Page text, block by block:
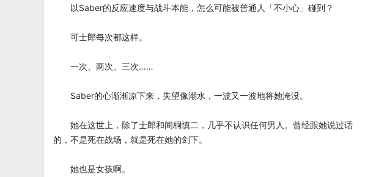
以Saber的反应速度与战斗本能，怎么可能被普通人「不小心」碰到？
可士郎每次都这样。
一次、两次、三次……
Saber的心渐渐凉下来，失望像潮水，一波又一波地将她淹没。
她在这世上，除了士郎和间桐慎二，几乎不认识任何男人。曾经跟她说过话
的，不是死在战场，就是死在她的剑下。
她也是女孩啊。